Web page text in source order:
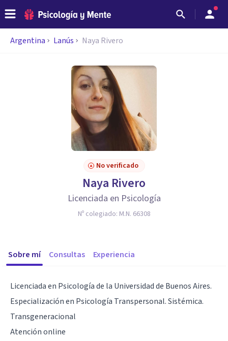
Argentina Lanús Naya Rivero
No verificado
Naya Rivero
Licenciada en Psicología
Nº colegiado: M.N. 66308
Sobre mí Consultas Experiencia
Licenciada en Psicología de la Universidad de Buenos Aires.
Especialización en Psicología Transpersonal. Sistémica.
Transgeneracional
Atención online